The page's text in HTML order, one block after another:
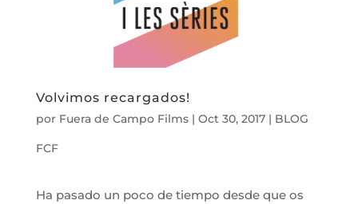
Volvimos recargados!
por Fuera de Campo Films| Oct 30, 2017| BLOG
FCF
Ha pasado un poco de tiempo desde que os